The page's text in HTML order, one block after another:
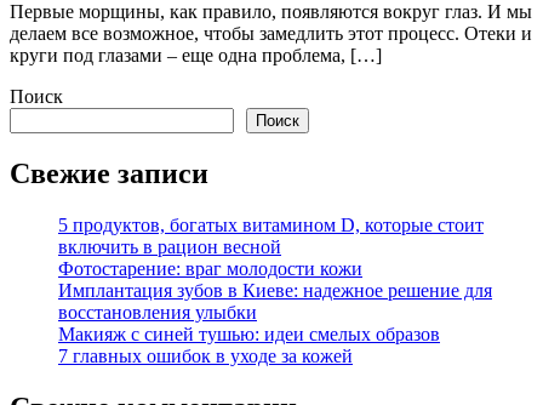
Первые морщины, как правило, появляются вокруг глаз. И мы
делаем все возможное, чтобы замедлить этот процесс. Отеки и
круги под глазами – еще одна проблема, […]
Поиск
Поиск
Свежие записи
5 продуктов, богатых витамином D, которые стоит
включить в рацион весной
Фотостарение: враг молодости кожи
Имплантация зубов в Киеве: надежное решение для
восстановления улыбки
Макияж с синей тушью: идеи смелых образов
7 главных ошибок в уходе за кожей